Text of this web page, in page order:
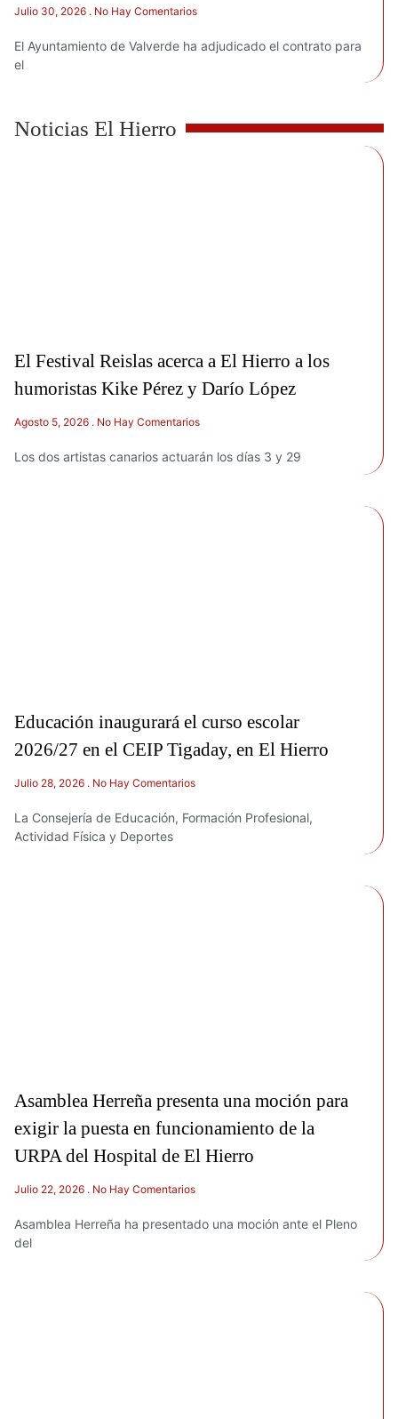
Julio 30, 2026 No Hay Comentarios
El Ayuntamiento de Valverde ha adjudicado el contrato para
el
Noticias El Hierro
El Festival Reislas acerca a El Hierro a los
humoristas Kike Pérez y Darío López
Agosto 5, 2026 No Hay Comentarios
Los dos artistas canarios actuarán los días 3 y 29
Educación inaugurará el curso escolar
2026/27 en el CEIP Tigaday, en El Hierro
Julio 28, 2026 No Hay Comentarios
La Consejería de Educación, Formación Profesional,
Actividad Física y Deportes
Asamblea Herreña presenta una moción para
exigir la puesta en funcionamiento de la
URPA del Hospital de El Hierro
Julio 22, 2026 No Hay Comentarios
Asamblea Herreña ha presentado una moción ante el Pleno
del